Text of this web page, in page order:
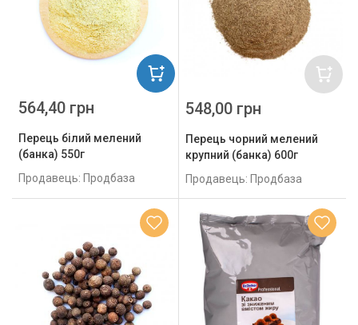
Перець білий мелений
(банка) 550г
Продавець: Продбаза
564,40 грн
Перець чорний мелений
крупний (банка) 600г
Продавець: Продбаза
548,00 грн